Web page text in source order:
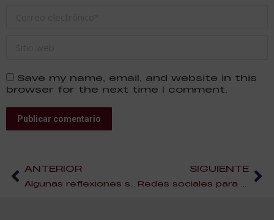
Save my name, email, and website in this
browser for the next time I comment.
Publicar comentario
ANTERIOR SIGUIENTE